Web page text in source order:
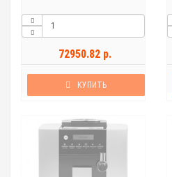
72950.82 р.
КУПИТЬ